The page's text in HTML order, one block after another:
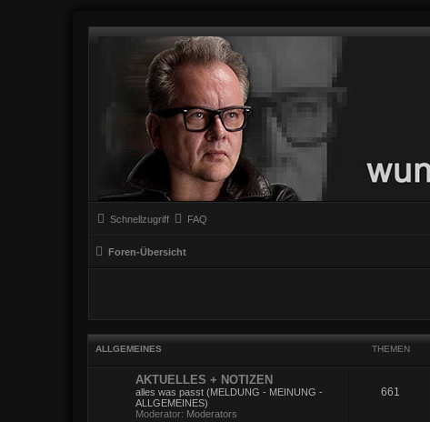
Schnellzugriff FAQ
Foren-Übersicht
ALLGEMEINES THEMEN
AKTUELLES + NOTIZEN
alles was passt (MELDUNG - MEINUNG -
ALLGEMEINES)
Moderator: Moderators
661